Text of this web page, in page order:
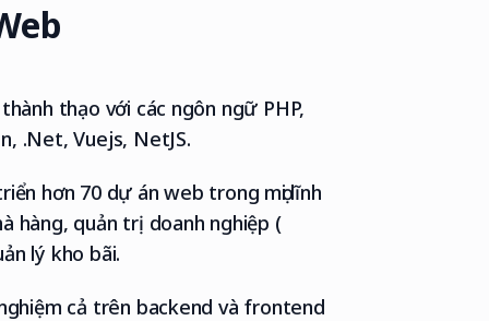
thạo với các ngôn ngữ PHP,
.Net, Vuejs, NetJS.
hơn 70 dự án web trong mọi lĩnh
hàng, quản trị doanh nghiệp (
lý kho bãi.
cả trên backend và frontend